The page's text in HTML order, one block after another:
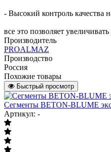
- Высокий контроль качества
все это позволяет
Производитель
PROALMAZ
Производство
Россия
Похожие товары
Быстрый просмотр
Сегменты BETON-BLUME
Артикул: -